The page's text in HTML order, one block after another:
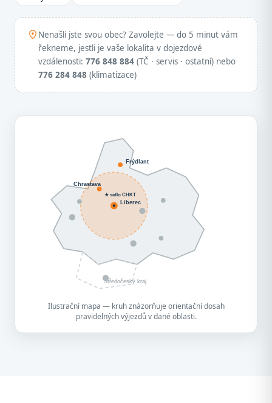
Nenašli jste svou obec? Zavolejte — do 5 minut vám
řekneme, jestli je vaše lokalita v dojezdové
vzdálenosti: 776 848 884 (TČ · servis · ostatní) nebo
776 284 848 (klimatizace)
Středočeský kraj
Liberec
Chrastava
Frýdlant
★ sídlo CHKT
Ilustrační mapa — kruh znázorňuje orientační dosah
pravidelných výjezdů v dané oblasti.